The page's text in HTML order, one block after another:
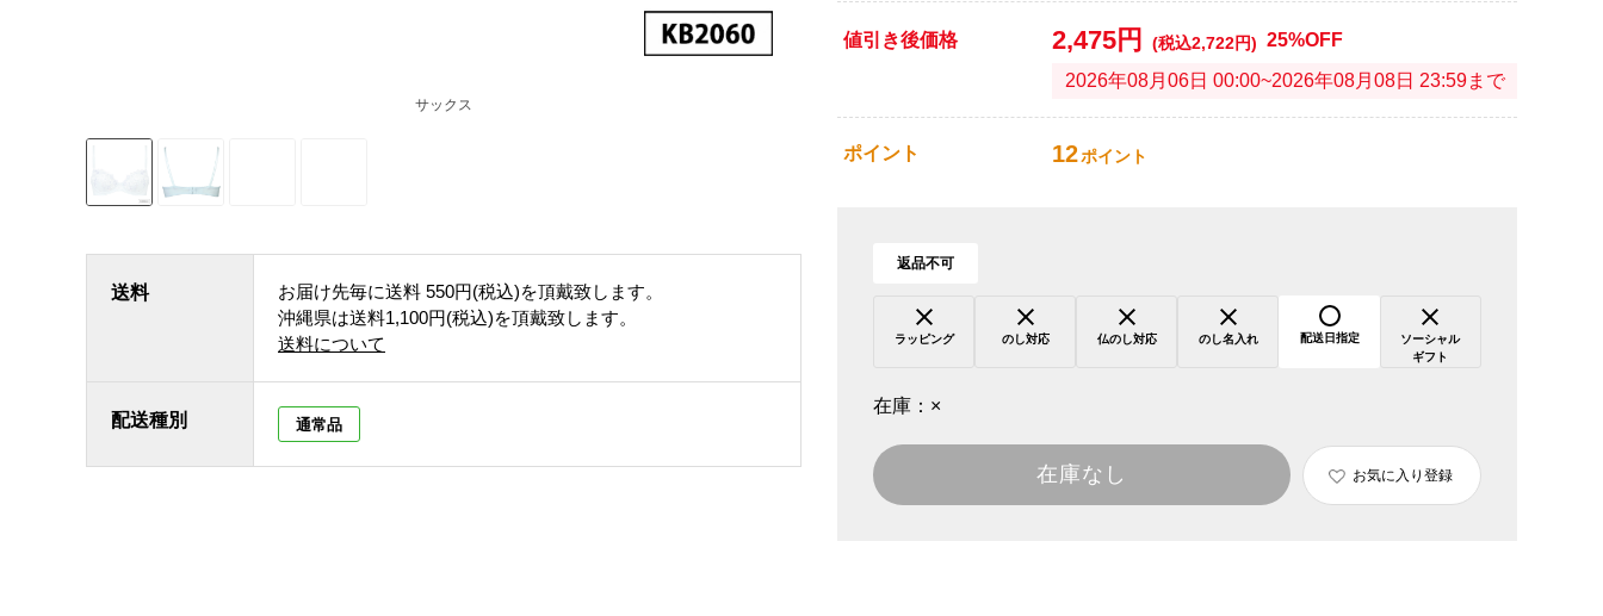
サックス
送料 お届け先毎に送料 550円(税込)を頂戴致します。
沖縄県は送料1,100円(税込)を頂戴致します。
送料について
配送種別 通常品
値引き後価格 2,475円 (税込2,722円) 25%OFF
2026年08月06日 00:00~2026年08月08日 23:59まで
ポイント 12ポイント
返品不可
ラッピング のし対応 仏のし対応 のし名入れ 配送日指定
ソーシャル
ギフト
在庫： ×
在庫なし お気に入り登録